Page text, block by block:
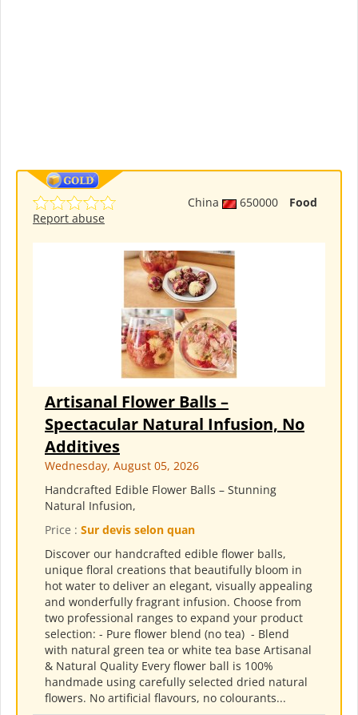
China 650000
Food
Report abuse
Artisanal Flower Balls –
Spectacular Natural Infusion, No
Additives
Wednesday, August 05, 2026
Handcrafted Edible Flower Balls – Stunning
Natural Infusion,
Price : Sur devis selon quan
Discover our handcrafted edible flower balls,
unique floral creations that beautifully bloom in
hot water to deliver an elegant, visually appealing
and wonderfully fragrant infusion. Choose from
two professional ranges to expand your product
selection: - Pure flower blend (no tea) ​ - Blend
with natural green tea or white tea base Artisanal
& Natural Quality Every flower ball is 100%
handmade using carefully selected dried natural
flowers. No artificial flavours, no colourants...